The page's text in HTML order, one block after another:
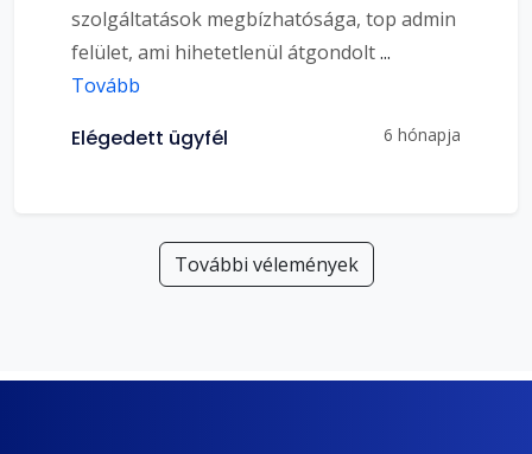
szolgáltatások megbízhatósága, top admin
felület, ami hihetetlenül átgondolt...
Tovább
Elégedett ügyfél 6 hónapja
További vélemények